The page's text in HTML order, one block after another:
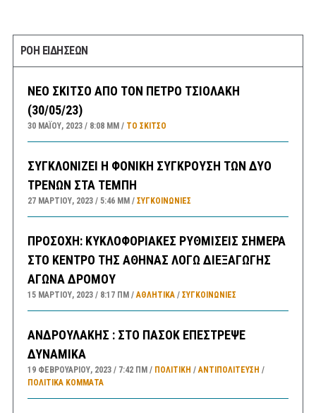
ΡΟΗ ΕΙΔΗΣΕΩΝ
ΝΕΟ ΣΚΙΤΣΟ ΑΠΟ ΤΟΝ ΠΕΤΡΟ ΤΣΙΟΛΑΚΗ
(30/05/23)
30 ΜΑΪ́ΟΥ, 2023 8:08 ΜΜ ΤΟ ΣΚΊΤΣΟ
ΣΥΓΚΛΟΝΙΖΕΙ Η ΦΟΝΙΚΗ ΣΥΓΚΡΟΥΣΗ ΤΩΝ ΔΥΟ
ΤΡΕΝΩΝ ΣΤΑ ΤΕΜΠΗ
27 ΜΑΡΤΊΟΥ, 2023 5:46 ΜΜ ΣΥΓΚΟΙΝΩΝΊΕΣ
ΠΡΟΣΟΧΗ: ΚΥΚΛΟΦΟΡΙΑΚΕΣ ΡΥΘΜΙΣΕΙΣ ΣΗΜΕΡΑ
ΣΤΟ ΚΕΝΤΡΟ ΤΗΣ ΑΘΗΝΑΣ ΛΟΓΩ ΔΙΕΞΑΓΩΓΗΣ
ΑΓΩΝΑ ΔΡΟΜΟΥ
15 ΜΑΡΤΊΟΥ, 2023 8:17 ΠΜ ΑΘΛΗΤΙΚΑ/ ΣΥΓΚΟΙΝΩΝΊΕΣ
ΑΝΔΡΟΥΛΑΚΗΣ : ΣΤΟ ΠΑΣΟΚ ΕΠΕΣΤΡΕΨΕ
ΔΥΝΑΜΙΚΑ
19 ΦΕΒΡΟΥΑΡΊΟΥ, 2023 7:42 ΠΜ ΠΟΛΙΤΙΚΗ /ΑΝΤΙΠΟΛΊΤΕΥΣΗ /
ΠΟΛΙΤΙΚΆ ΚΌΜΜΑΤΑ